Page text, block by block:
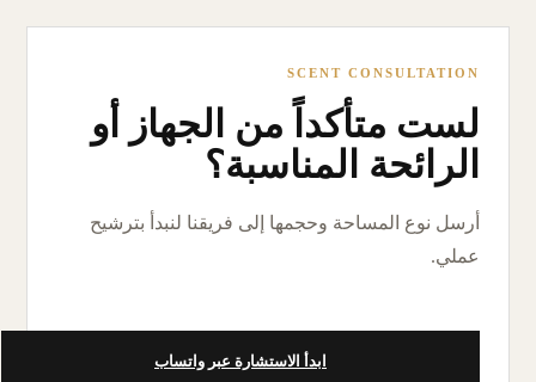
SCENT CONSULTATION
لست متأكداً من الجهاز أو
الرائحة المناسبة؟
أرسل نوع المساحة وحجمها إلى فريقنا لنبدأ بترشيح
عملي.
ابدأ الاستشارة عبر واتساب